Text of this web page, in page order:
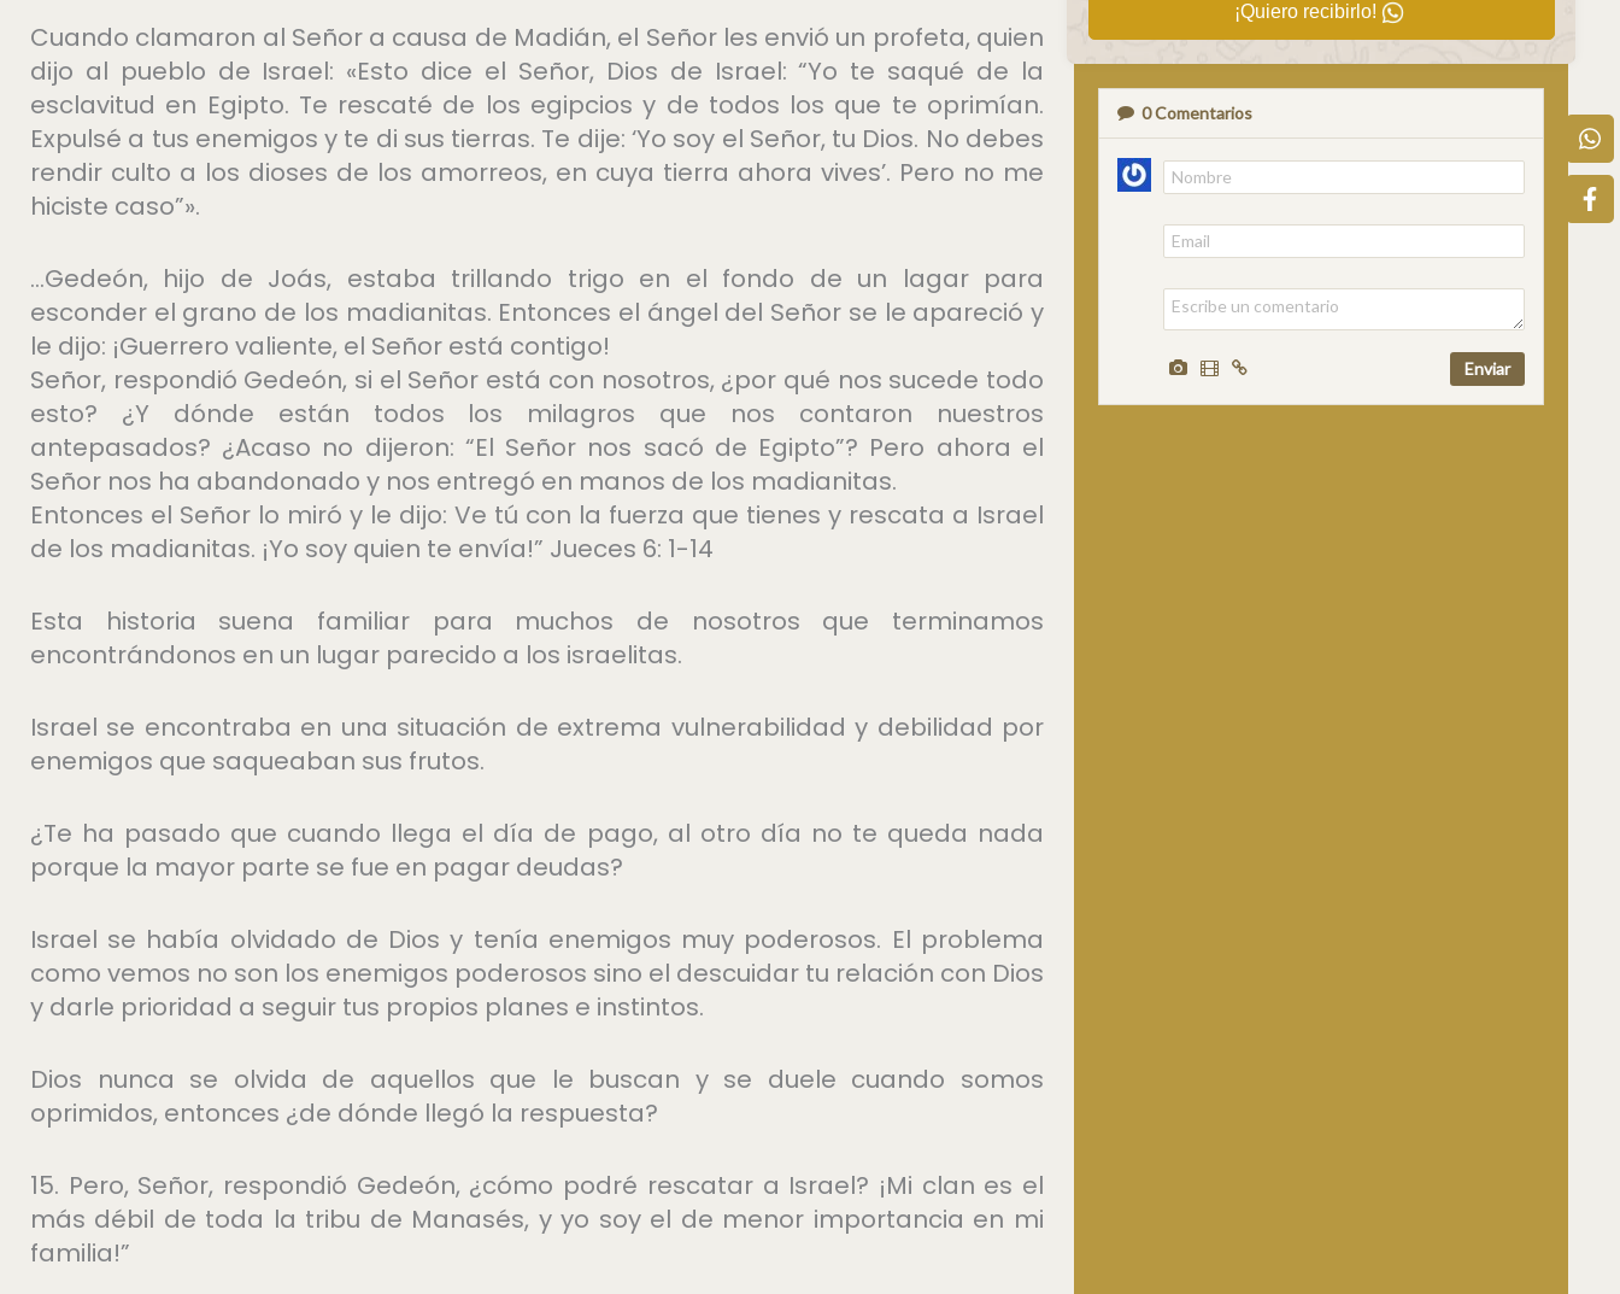
Cuando clamaron al Señor a causa de Madián, el Señor les envió un profeta, quien
dijo al pueblo de Israel: «Esto dice el Señor, Dios de Israel: “Yo te saqué de la
esclavitud en Egipto. Te rescaté de los egipcios y de todos los que te oprimían.
Expulsé a tus enemigos y te di sus tierras. Te dije: ‘Yo soy el Señor, tu Dios. No debes
rendir culto a los dioses de los amorreos, en cuya tierra ahora vives’. Pero no me
hiciste caso”».
…Gedeón, hijo de Joás, estaba trillando trigo en el fondo de un lagar para
esconder el grano de los madianitas. Entonces el ángel del Señor se le apareció y
le dijo: ¡Guerrero valiente, el Señor está contigo!
Señor, respondió Gedeón, si el Señor está con nosotros, ¿por qué nos sucede todo
esto? ¿Y dónde están todos los milagros que nos contaron nuestros
antepasados? ¿Acaso no dijeron: “El Señor nos sacó de Egipto”? Pero ahora el
Señor nos ha abandonado y nos entregó en manos de los madianitas.
Entonces el Señor lo miró y le dijo: Ve tú con la fuerza que tienes y rescata a Israel
de los madianitas. ¡Yo soy quien te envía!” Jueces 6: 1-14
Esta historia suena familiar para muchos de nosotros que terminamos
encontrándonos en un lugar parecido a los israelitas.
Israel se encontraba en una situación de extrema vulnerabilidad y debilidad por
enemigos que saqueaban sus frutos.
¿Te ha pasado que cuando llega el día de pago, al otro día no te queda nada
porque la mayor parte se fue en pagar deudas?
Israel se había olvidado de Dios y tenía enemigos muy poderosos. El problema
como vemos no son los enemigos poderosos sino el descuidar tu relación con Dios
y darle prioridad a seguir tus propios planes e instintos.
Dios nunca se olvida de aquellos que le buscan y se duele cuando somos
oprimidos, entonces ¿de dónde llegó la respuesta?
15. Pero, Señor, respondió Gedeón, ¿cómo podré rescatar a Israel? ¡Mi clan es el
más débil de toda la tribu de Manasés, y yo soy el de menor importancia en mi
familia!”
¡Quiero recibirlo!
0Comentarios